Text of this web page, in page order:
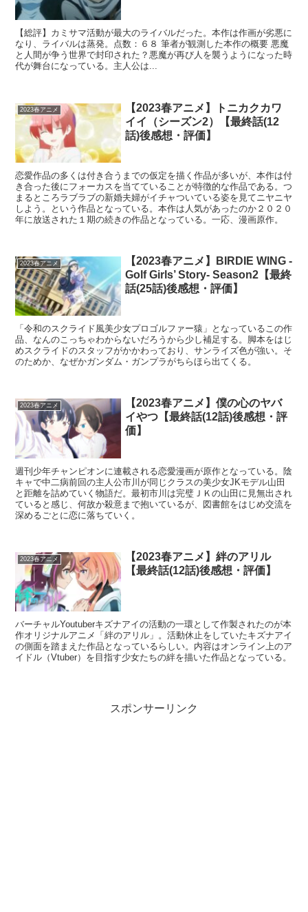
【総評】カミサマ活動が最大のライバルだった。本作は作画が劣悪に
なり、ライバルは蒸発。点数：６８ 筆者が観測した本作の概要 悪魔
と人間が争う世界で封印された？悪魔が再び人を襲うようになった時
代が舞台になっている。主人公は...
2023春アニメ
【2023春アニメ】トニカクカワ
イイ（シーズン2）【最終話(12
話)後感想・評価】
恋愛作品の多くは付き合うまでの仮定を描く作品が多いが、本作は付
き合った後にフォーカスを当てていることが特徴的な作品である。つ
まるところラブラブの新婚夫婦がイチャついている姿を見てニヤニヤ
しよう。という作品となっている。本作は人気があったのか２０２０
年に放送された１期の続きの作品となっている。一応、漫画原作。
2023春アニメ
【2023春アニメ】BIRDIE WING -
Golf Girls’ Story- Season2【最終
話(25話)後感想・評価】
「令和のスクライド風美少女プロゴルファー猿」となっているこの作
品、なんのこっちゃわからないだろうから少し補足する。脚本をはじ
めスクライドのスタッフがかかわっており、サンライズ色が強い。そ
のためか、なぜかガンダム・ガンプラがちらほら出てくる。
2023春アニメ
【2023春アニメ】僕の心のヤバ
イやつ【最終話(12話)後感想・評
価】
週刊少年チャンピオンに連載される恋愛漫画が原作となっている。陰
キャで中二病前回の主人公市川が同じクラスの美少女JKモデル山田
と距離を詰めていく物語だ。最初市川は完璧ＪＫの山田に見無出され
ていると感じ、何故か殺意まで抱いているが、図書館をはじめ交流を
深めるごとに恋に落ちていく。
2023春アニメ
【2023春アニメ】絆のアリル
【最終話(12話)後感想・評価】
バーチャルYoutuberキズナアイの活動の一環として作製されたのが本
作オリジナルアニメ「絆のアリル」。活動休止をしていたキズナアイ
の側面を踏まえた作品となっているらしい。内容はオンライン上のア
イドル（Vtuber）を目指す少女たちの絆を描いた作品となっている。
スポンサーリンク